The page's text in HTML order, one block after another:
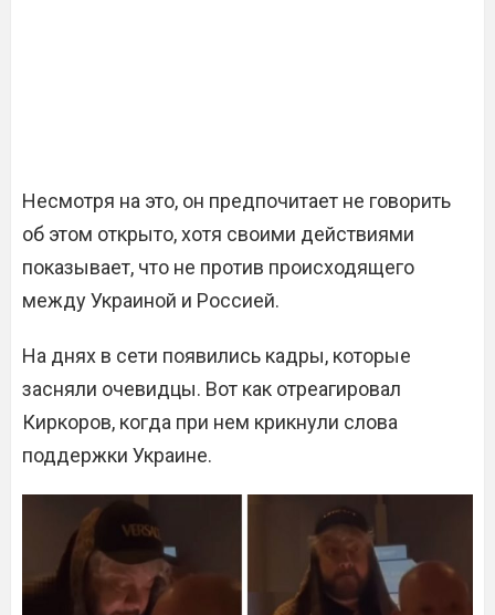
Несмотря на это, он предпочитает не говорить
об этом открыто, хотя своими действиями
показывает, что не против происходящего
между Украиной и Россией.
На днях в сети появились кадры, которые
засняли очевидцы. Вот как отреагировал
Киркоров, когда при нем крикнули слова
поддержки Украине.